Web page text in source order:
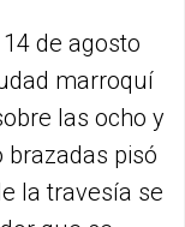
de agosto
marroquí
las ocho y
brazadas pisó
la travesía se